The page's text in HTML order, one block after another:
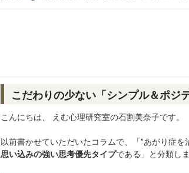
こだわりの少ない「シンプル＆ポジ
こんにちは、 えむ心理研究室の石割美奈子です。
以前書かせていただいたコラムで、「”あがり症
思い込みの強い思考優先タイプである」と分類しま